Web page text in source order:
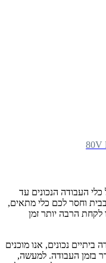
העבודה הנכונים עד
וחסר לכם כלי מתאים,
הרבה יותר זמן
נכונים, אנו מוכנים
בזמן העבודה. למעשה,